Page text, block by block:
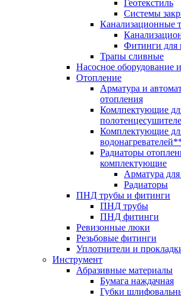
Геотекстиль
Системы
Канализационные
Фитинги для
Трапы сливные
Насосное оборудование
Отопление
Арматура и
отопления
Комлпектующие
Комплектующие
Радиаторы
комплектующие
Арматура
Радиаторы
ПНД трубы и фитинги
ПНД трубы
ПНД фитинги
Ревизонные люки
Резьбовые фитинги
Уплотнители и
Инструмент
Абразивные материалы
Бумага наждачная
Губки